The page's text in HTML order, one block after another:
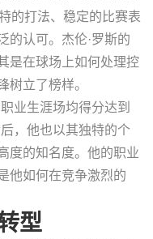
的打法、稳定的比赛表
的认可。杰伦·罗斯的
是在球场上如何处理控
树立了榜样。
业生涯场均得分达到
，他也以其独特的个
度的知名度。他的职业
他如何在竞争激烈的
型